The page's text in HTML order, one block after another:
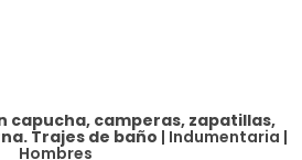
capucha, camperas, zapatillas,
Trajes de baño | Indumentaria |
Hombres